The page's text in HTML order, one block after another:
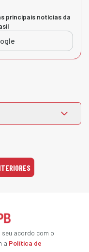
principais notícias da
acordo com o
a Política de